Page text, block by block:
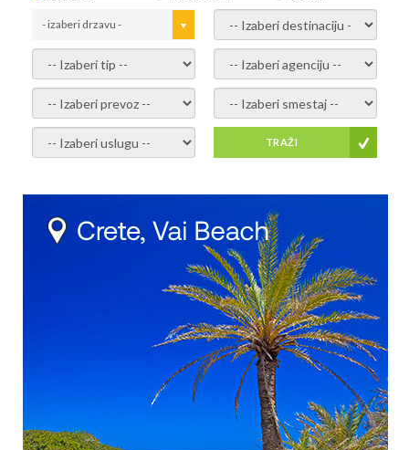
- izaberi drzavu - - izaberi destinaciju -
- izaberi tip - - izaberi agenciju -
- izaberi prevoz - - Izaberite smestaj -
- Izaberite uslugu - TRAŽI